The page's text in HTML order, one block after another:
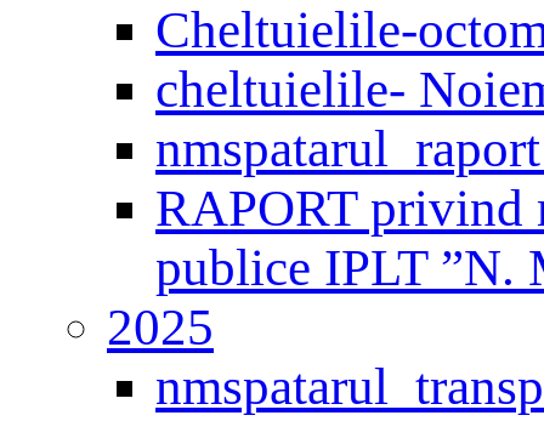
Cheltuielile-
cheltuielile-
RAPORT privind
publice IPLT ”N.
2025